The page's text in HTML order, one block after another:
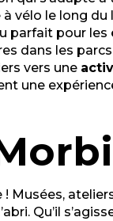
à vélo le long
parfait pour les
dans les
vers une
une
! Musées,
Qu’il